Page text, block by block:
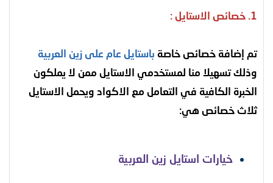
1. خصائص الاستايل :
تم إضافة خصائص خاصة باستايل عام على زين العربية
وذلك تسهيلا منا لمستخدمي الاستايل ممن لا يملكون
الخبرة الكافية في التعامل مع الاكواد ويحمل الاستايل
ثلاث خصائص هي:
خيارات استايل زين العربية